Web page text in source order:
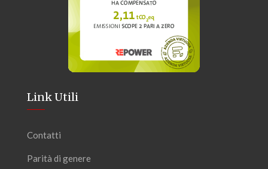
Link Utili
Contatti
Parità di genere